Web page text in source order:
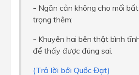
- Ngăn cản không cho mối
trọng thêm;
- Khuyên hai bên thật bình
để thấy được đúng sai.
(Trả lời bởi Quốc Đạt)